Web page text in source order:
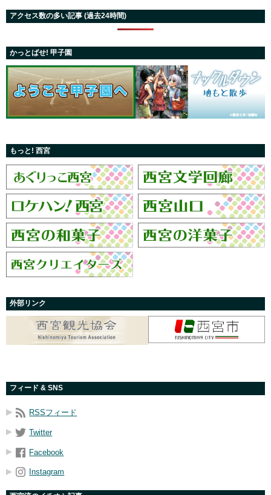
アクセス数の多い記事 (過去24時間)
かっとばせ! 甲子園
もっと! 西宮
外部リンク
フィード & SNS
RSSフィード
Twitter
Facebook
Instagram